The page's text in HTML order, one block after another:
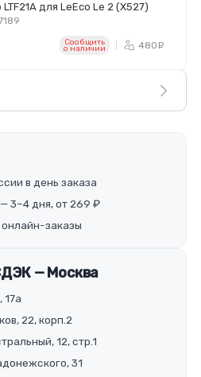
для LeEco Le 2 (X527)
Сообщить
o наличии 480
в день заказа
3–4 дня, от 269 ₽
заказы
— Москва
17а
22, корп.2
12, стр.1
31